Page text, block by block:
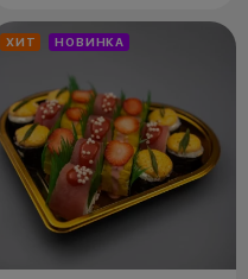
ХИТ НОВИНКА